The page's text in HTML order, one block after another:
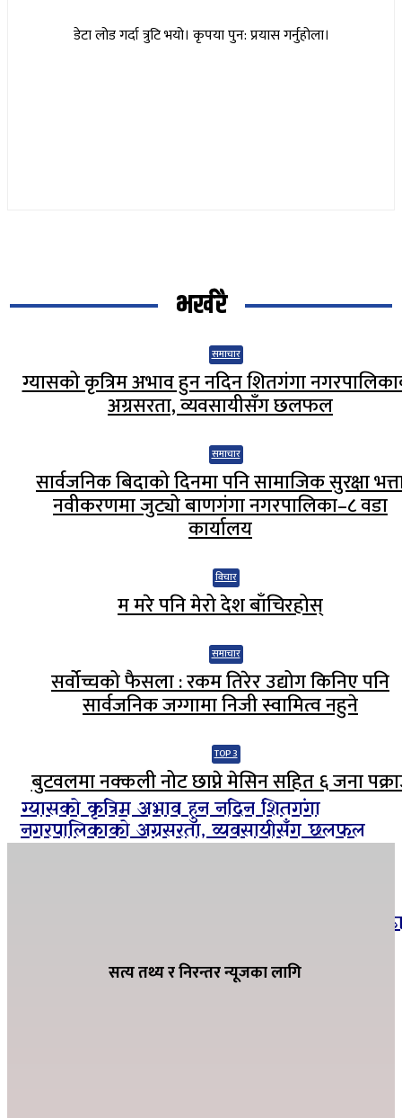
डेटा लोड गर्दा त्रुटि भयो। कृपया पुन: प्रयास गर्नुहोला।
भर्खरै
समाचार
ग्यासको कृत्रिम अभाव हुन नदिन शितगंगा
अग्रसरता, व्यवसायीसँग छलफल
समाचार
सार्वजनिक बिदाको दिनमा पनि सामाजिक सुरक्षा
नवीकरणमा जुट्यो बाणगंगा नगरपालिका–८ वडा
कार्यालय
विचार
म मरे पनि मेरो देश बाँचिरहोस्
समाचार
सर्वोच्चको फैसला : रकम तिरेर उद्योग किनिए पनि
सार्वजनिक जग्गामा निजी स्वामित्व नहुने
TOP 3
बुटवलमा नक्कली नोट छाप्ने मेसिन सहित ६ जना
ग्यासको कृत्रिम अभाव हुन नदिन शितगंगा
नगरपालिकाको अग्रसरता, व्यवसायीसँग छलफल
भत्ता नवीकरणमा जुट्यो बाणगंगा नगरपालिका–८
सत्य तथ्य र निरन्तर न्यूजका लागि